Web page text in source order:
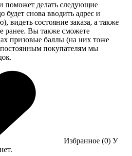
поможет делать следующие
будет снова вводить адрес и
видеть состояние заказа, а также
ранее. Вы также сможете
призовые баллы (на них тоже
покупателям мы
Избранное (0) У